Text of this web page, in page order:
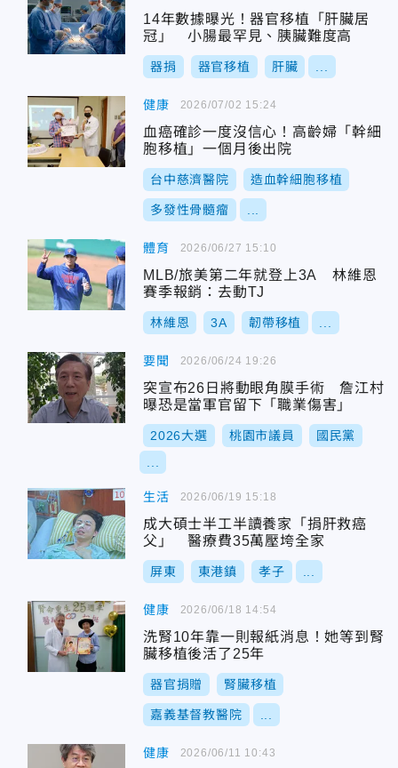
14年數據曝光！器官移植「肝臟居
冠」 小腸最罕見、胰臟難度高
器捐 器官移植 肝臟
健康
血癌確診一度沒信心！高齡婦「幹細
胞移植」一個月後出院
台中慈濟醫院 造血幹細胞移植
多發性骨髓瘤
2026/07/02 15:24
體育
MLB/旅美第二年就登上3A 林維恩
賽季報銷：去動TJ
林維恩 3A 韌帶移植
2026/06/27 15:10
要聞
突宣布26日將動眼角膜手術 詹江村
曝恐是當軍官留下「職業傷害」
2026大選 桃園市議員 國民黨
2026/06/24 19:26
生活
成大碩士半工半讀養家「捐肝救癌
父」 醫療費35萬壓垮全家
屏東 東港鎮 孝子
2026/06/19 15:18
健康
洗腎10年靠一則報紙消息！她等到腎
臟移植後活了25年
器官捐贈 腎臟移植
嘉義基督教醫院
2026/06/18 14:54
健康 2026/06/11 10:43